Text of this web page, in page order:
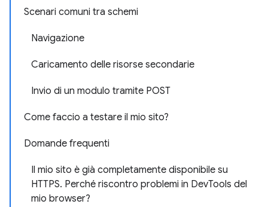
Scenari comuni tra schemi
Navigazione
Caricamento delle risorse secondarie
Invio di un modulo tramite POST
Come faccio a testare il mio sito?
Domande frequenti
Il mio sito è già completamente disponibile su
HTTPS. Perché riscontro problemi in DevTools del
mio browser?